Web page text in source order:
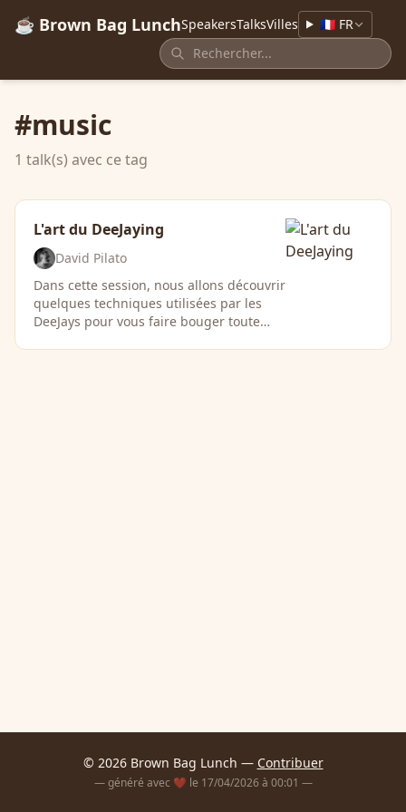
☕ Brown Bag LunchSpeakersTalksVilles 🇫🇷 FR
#music
1 talk(s) avec ce tag
L'art du DeeJaying
David Pilato
Dans cette session, nous allons découvrir
quelques techniques utilisées par les
DeeJays pour vous faire bouger toute
© 2026 Brown Bag Lunch — Contribuer
— généré avec ❤️ le 17/04/2026 à 00:01 —